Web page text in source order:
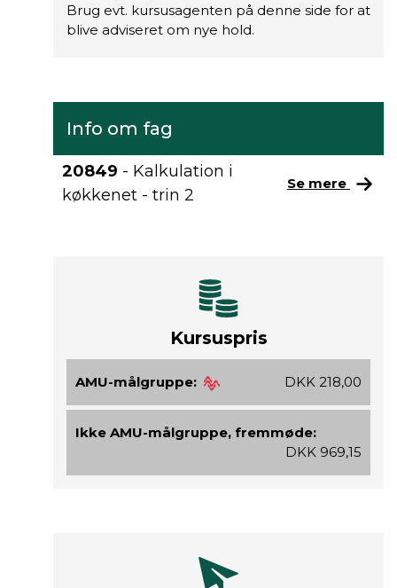
Brug evt. kursusagenten på denne side for at
blive adviseret om nye hold.
Info om fag
20849 - Kalkulation i
køkkenet - trin 2
Se mere
Kursuspris
AMU-målgruppe: DKK 218,00
Ikke AMU-målgruppe, fremmøde:
DKK 969,15